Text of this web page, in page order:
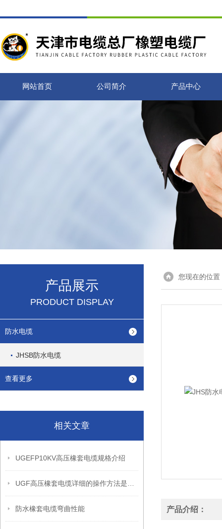
网站首页 公司简介 产品中心
产品展示
PRODUCT DISPLAY
防水电缆
JHSB防水电缆
查看更多
相关文章
UGEFP10KV高压橡套电缆规格介绍
防水橡套电缆弯曲性能
您现在的位置
产品介绍：